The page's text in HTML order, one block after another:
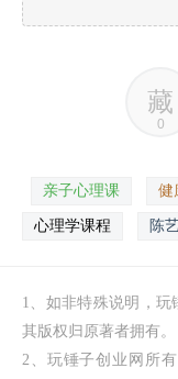
藏
0
亲子心理课 健
心理学课程 陈
1、如非特殊说明，玩
其版权归原著者拥有。
2、玩锤子创业网所